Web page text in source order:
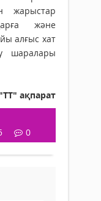
жарыстар
және
алғыс хат
шаралары
"ТТ" ақпарат
0